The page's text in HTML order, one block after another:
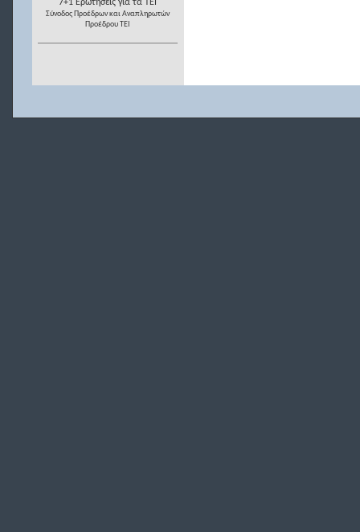
7+1 Ερωτήσεις για τα ΤΕΙ
Σύνοδος Προέδρων και Αναπληρωτών
Προέδρου ΤΕΙ